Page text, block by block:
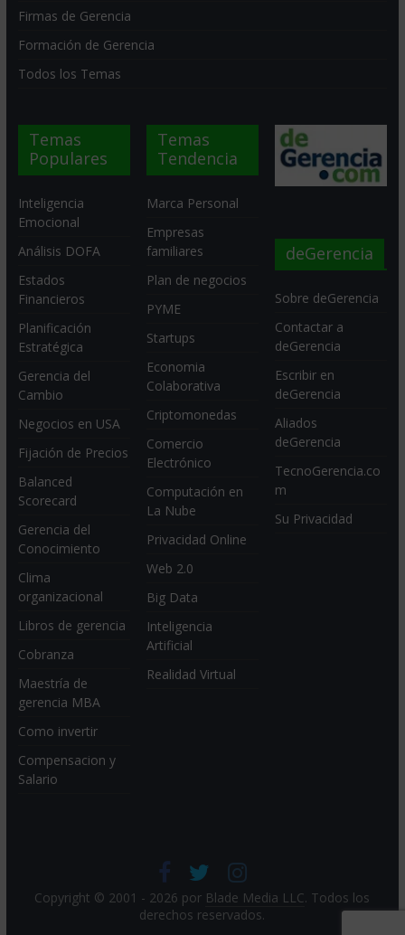
Firmas de Gerencia
Formación de Gerencia
Todos los Temas
Temas
Populares
Inteligencia
Emocional
Análisis DOFA
Estados
Financieros
Planificación
Estratégica
Gerencia del
Cambio
Negocios en USA
Fijación de Precios
Balanced
Scorecard
Gerencia del
Conocimiento
Clima
organizacional
Libros de gerencia
Cobranza
Maestría de
gerencia MBA
Como invertir
Compensacion y
Salario
Temas
Tendencia
Marca Personal
Empresas
familiares
Plan de negocios
PYME
Startups
Economia
Colaborativa
Criptomonedas
Comercio
Electrónico
Computación en
La Nube
Privacidad Online
Web 2.0
Big Data
Inteligencia
Artificial
Realidad Virtual
deGerencia
Sobre deGerencia
Contactar a
deGerencia
Escribir en
deGerencia
Aliados
deGerencia
TecnoGerencia.co
m
Su Privacidad
Copyright © 2001 - 2026 por Blade Media LLC. Todos los
derechos reservados.